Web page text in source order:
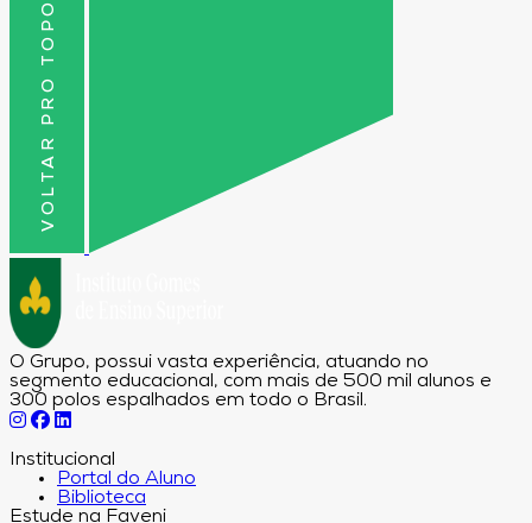
VOLTAR PRO TOPO
O Grupo, possui vasta experiência, atuando no
segmento educacional, com mais de 500 mil alunos e
300 polos espalhados em todo o Brasil.
Institucional
Portal do Aluno
Biblioteca
Estude na Faveni